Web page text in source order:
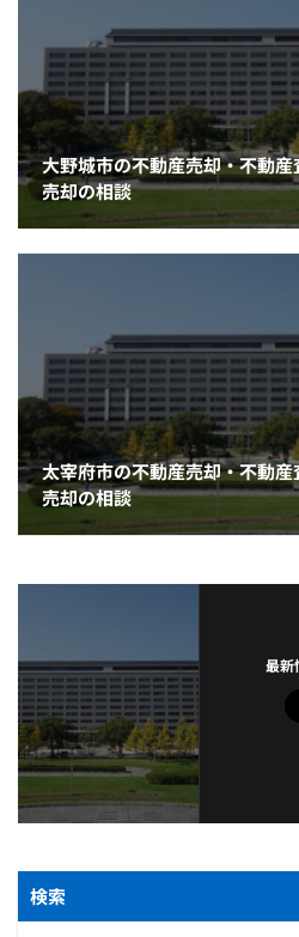
大野城市の不動産売却・不動
売却の相談
太宰府市の不動産売却・不動
売却の相談
最新
検索